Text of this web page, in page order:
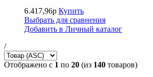
6.417,96р Купить
Выбрать для сравнения
Добавить в Личный каталог
/
Отображено с 1 по 20 (из 140 товаров)